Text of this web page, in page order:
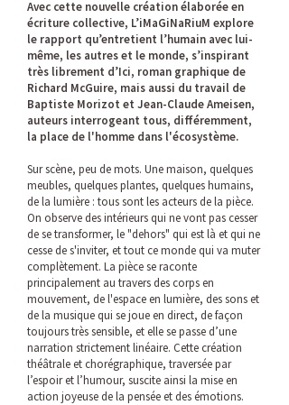
Avec cette nouvelle création élaborée en
écriture collective, L’iMaGiNaRiuM explore
le rapport qu’entretient l’humain avec lui-
même, les autres et le monde, s’inspirant
très librement d’Ici, roman graphique de
Richard McGuire, mais aussi du travail de
Baptiste Morizot et Jean-Claude Ameisen,
auteurs interrogeant tous, différemment,
la place de l'homme dans l'écosystème.
Sur scène, peu de mots. Une maison, quelques
meubles, quelques plantes, quelques humains,
de la lumière : tous sont les acteurs de la pièce.
On observe des intérieurs qui ne vont pas cesser
de se transformer, le "dehors" qui est là et qui ne
cesse de s'inviter, et tout ce monde qui va muter
complètement. La pièce se raconte
principalement au travers des corps en
mouvement, de l'espace en lumière, des sons et
de la musique qui se joue en direct, de façon
toujours très sensible, et elle se passe d’une
narration strictement linéaire. Cette création
théâtrale et chorégraphique, traversée par
l’espoir et l’humour, suscite ainsi la mise en
action joyeuse de la pensée et des émotions.